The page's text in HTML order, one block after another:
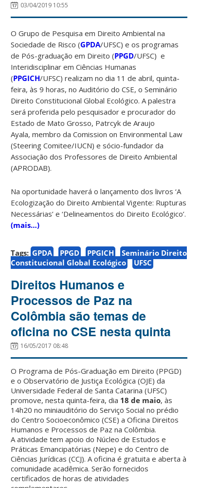
03/04/2019 10:55
O Grupo de Pesquisa em Direito Ambiental na
Sociedade de Risco (GPDA/UFSC) e os programas
de Pós-graduação em Direito (PPGD/UFSC) e
Interidisciplinar em Ciências Humanas
(PPGICH/UFSC) realizam no dia 11 de abril, quinta-
feira, às 9 horas, no Auditório do CSE, o Seminário
Direito Constitucional Global Ecológico. A palestra
será proferida pelo pesquisador e procurador do
Estado de Mato Grosso, Patrcyk de Araujo
Ayala, membro da Comission on Environmental Law
(Steering Comitee/IUCN) e sócio-fundador da
Associação dos Professores de Direito Ambiental
(APRODAB).
Na oportunidade haverá o lançamento dos livros ‘A
Ecologização do Direito Ambiental Vigente: Rupturas
Necessárias’ e ‘Delineamentos do Direito Ecológico’.
(mais…)
Tags: GPDA PPGD PPGICH
Seminário Direito
Constitucional Global Ecológico
UFSC
Direitos Humanos e
Processos de Paz na
Colômbia são temas de
oficina no CSE nesta quinta
16/05/2017 08:48
O Programa de Pós-Graduação em Direito (PPGD)
e o Observatório de Justiça Ecológica (OJE) da
Universidade Federal de Santa Catarina (UFSC)
promove, nesta quinta-feira, dia 18 de maio, às
14h20 no miniauditório do Serviço Social no prédio
do Centro Socioeconômico (CSE) a Oficina Direitos
Humanos e Processos de Paz na Colômbia.
A atividade tem apoio do Núcleo de Estudos e
Práticas Emancipatórias (Nepe) e do Centro de
Ciências Jurídicas (CCJ). A oficina é gratuita e aberta à
comunidade acadêmica. Serão fornecidos
certificados de horas de atividades